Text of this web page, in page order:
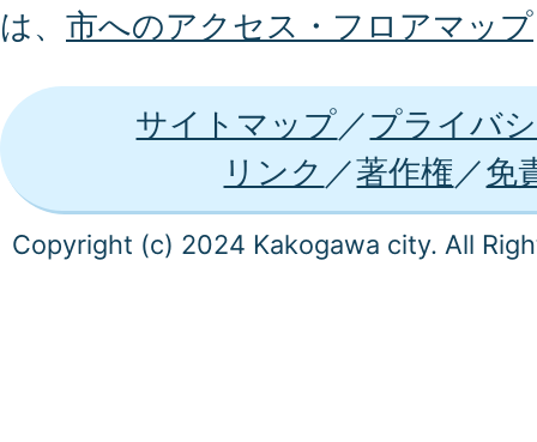
は、 市へのアクセス・フロアマップ
サイトマップ
プライバ
リンク
著作権 免
Copyright (c) 2024 Kakogawa city. All